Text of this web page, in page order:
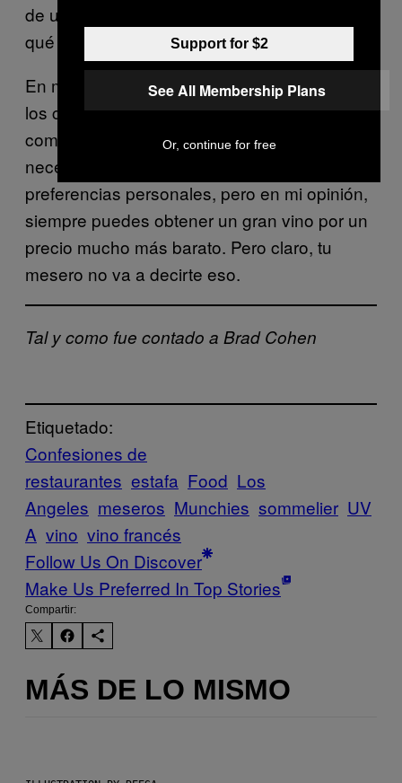
de un vino que no conoces, sólo pregunta
qué uvas tiene.
En muchos casos, les vendemos buen vino a
los clientes cuando estamos tratando de que
compren una botella, sólo es más caro de lo
necesario. Al final, todo se trata de las
preferencias personales, pero en mi opinión,
siempre puedes obtener un gran vino por un
precio mucho más barato. Pero claro, tu
mesero no va a decirte eso.
Tal y como fue contado a Brad Cohen
Etiquetado:
Confesiones de
restaurantes estafa Food Los
Angeles meseros Munchies sommelier UV
A vino vino francés
Follow Us On Discover
Make Us Preferred In Top Stories
Compartir:
MÁS DE LO MISMO
Support for $2
See All Membership Plans
Or, continue for free